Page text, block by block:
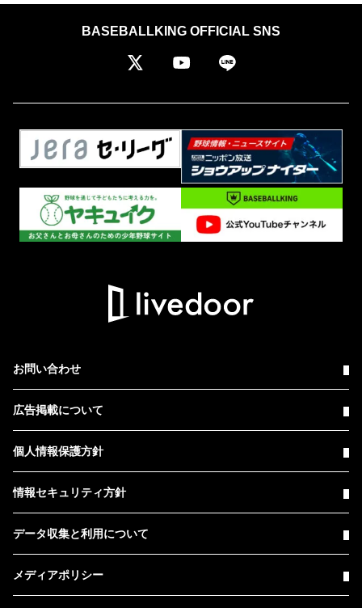
BASEBALLKING OFFICIAL SNS
お問い合わせ
広告掲載について
個人情報保護方針
情報セキュリティ方針
データ収集と利用について
メディアポリシー